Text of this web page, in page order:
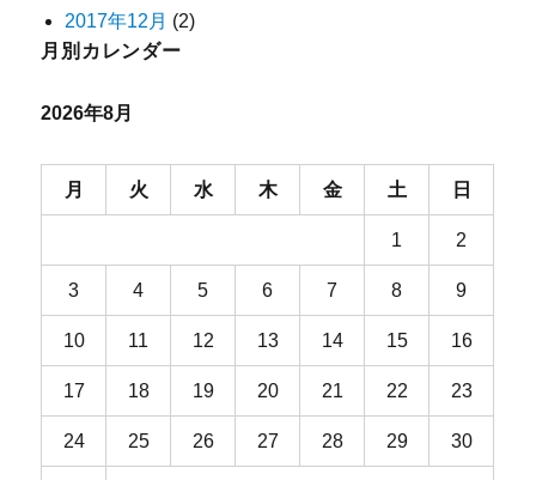
2017年12月 (2)
月別カレンダー
2026年8月
月 火 水 木 金 土 日
1 2
3 4 5 6 7 8 9
10 11 12 13 14 15 16
17 18 19 20 21 22 23
24 25 26 27 28 29 30